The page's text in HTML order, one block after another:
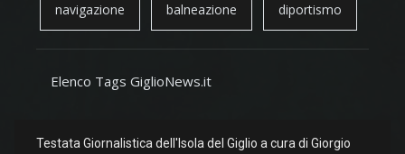
navigazione balneazione diportismo
Elenco Tags GiglioNews.it
Testata Giornalistica dell'Isola del Giglio a cura di Giorgio